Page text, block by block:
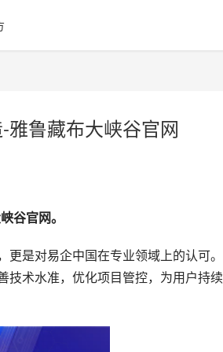
鲁藏布大峡谷官网
谷官网。
是对易企中国在专业领域上的认可
技术水准，优化项目管控，为用户持